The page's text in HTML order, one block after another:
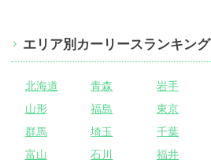
エリア別カーリースランキング
北海道 青森 岩手
山形
福島 東京
群馬
埼玉 千葉
富山
石川 福井